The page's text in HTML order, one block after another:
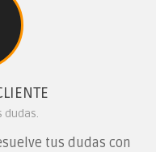
dudas.
tus dudas con